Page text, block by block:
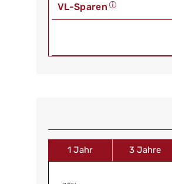
VL-Sparen
1 Jahr 3 Jahre